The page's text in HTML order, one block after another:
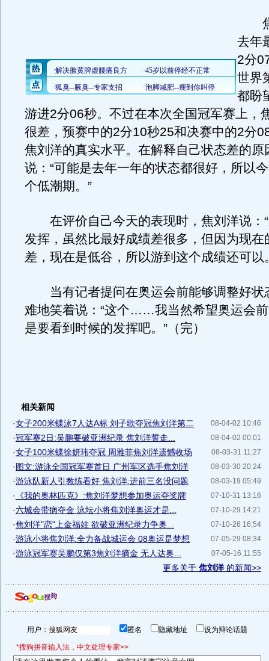
焦
去年
2分
世界
都盼
游进2分06秒。不过在本次全国冠军赛上，
很差，预赛中的2分10秒25和决赛中的2分
焦刘洋的真实水平。在解释自己状态差的原
说：“可能是去年一年的状态都很好，所以
个低潮期。”
在评价自己今天的表现时，焦刘洋说：“
发挥，虽然比最好成绩差很多，但因为现在
差，现在是低谷，所以游到这个成绩还可以
当有记者提问在奥运会前能够调整好状
难地笑着说：“这个……我当然希望奥运会
是要看到时候的发挥吧。”（完）
相关新闻
08-04-02 10:46
·女子200米蝶泳7人达A标 刘子歌夺冠焦刘洋第二
08-04-02 00:01
·冠军赛2日:吴鹏要破亚洲纪录 焦刘洋誓走...
08-03-31 11:27
·女子100米蝶徐妍玮夺冠 周雅菲焦刘洋遗憾收场
08-03-30 20:24
·图文:游泳全国冠军赛首日 广州军区选手焦刘洋
08-03-19 05:49
·游泳队新人引教练看好 焦刘洋:进前三名没问题
07-10-31 13:16
· 《我的奥林匹克》:焦刘洋梦想参加奥运夺奖牌
07-10-29 14:21
·六城会带病夺金 泳坛小将焦刘洋奥运才是...
07-10-26 16:54
·焦刘洋"恋"上金福娃 欲破亚洲纪录力争奥...
07-05-29 08:34
·游泳小将焦刘洋:全力备战城运会 08奥运是梦想
07-05-16 11:55
·游泳冠军赛吴鹏仅第3焦刘洋摘金 无人达奥...
更多关于 焦刘洋的新闻>>
用户： 匿名 隐藏地址 设为辩论话题
*搜狗拼音输入法，中文处理专家>>